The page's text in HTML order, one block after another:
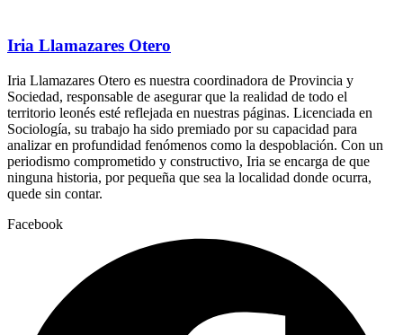
Iria Llamazares Otero
Iria Llamazares Otero es nuestra coordinadora de Provincia y
Sociedad, responsable de asegurar que la realidad de todo el
territorio leonés esté reflejada en nuestras páginas. Licenciada en
Sociología, su trabajo ha sido premiado por su capacidad para
analizar en profundidad fenómenos como la despoblación. Con un
periodismo comprometido y constructivo, Iria se encarga de que
ninguna historia, por pequeña que sea la localidad donde ocurra,
quede sin contar.
Facebook